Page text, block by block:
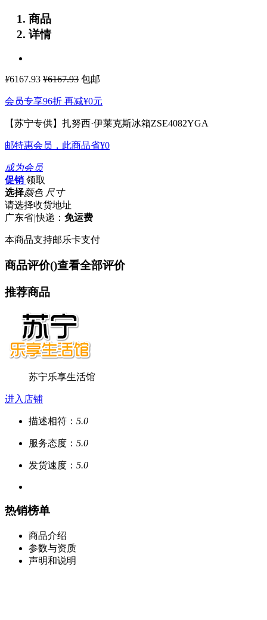
商品
详情
¥6167.93 ¥6167.93 包邮
会员专享96折 再减¥0元
【苏宁专供】扎努西·伊莱克斯冰箱ZSE4082YGA
邮特惠会员，此商品省¥0
成为会员
促销 领取
选择颜色 尺寸
请选择收货地址
广东省|快递： 免运费
本商品支持邮乐卡支付
商品评价()查看全部评价
推荐商品
苏宁乐享生活馆
进入店铺
描述相符： 5.0
服务态度： 5.0
发货速度： 5.0
热销榜单
商品介绍
参数与资质
声明和说明